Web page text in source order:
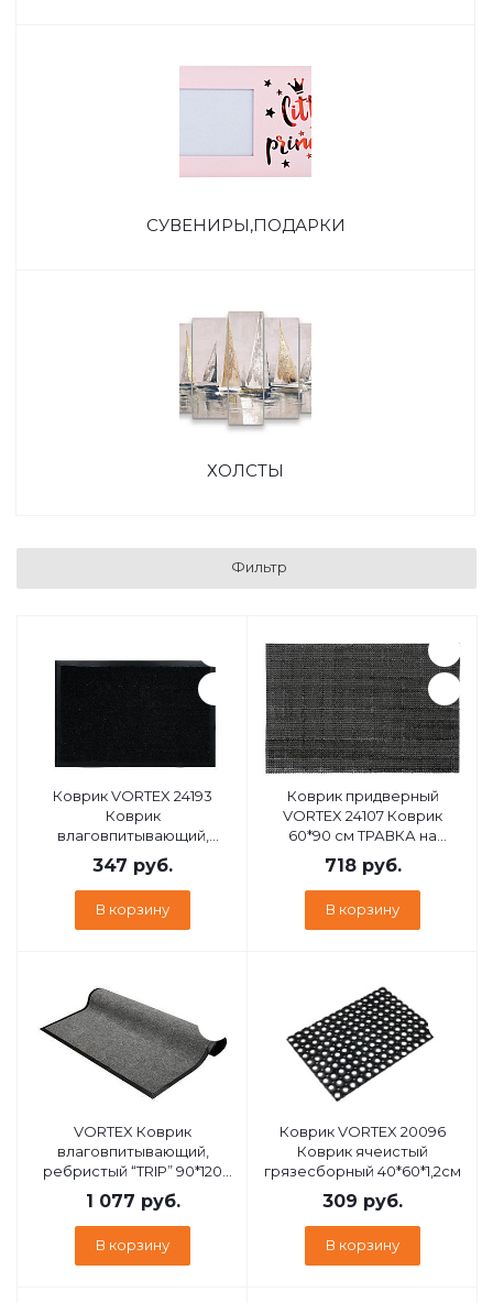
СУВЕНИРЫ,ПОДАРКИ
ХОЛСТЫ
Фильтр
Коврик VORTEX 24193
Коврик
влаговпитывающий,
ребристый TRIP50*80 см
чёрный / 10
347 руб.
В корзину
Коврик придверный
VORTEX 24107 Коврик
60*90 см ТРАВКА на
противоскользящей
основе серый
718руб.
В корзину
VORTEX Коврик
влаговпитывающий,
ребристый “TRIP” 90*120
см , серый / 8 24198
1 077 руб.
В корзину
Коврик VORTEX 20096
Коврик ячеистый
грязесборный 40*60*1,2см
309 руб.
В корзину